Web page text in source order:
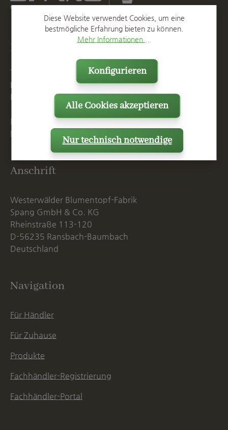
Kontakt
T
F
+49 2623 887 149
E
info@spang.de
Mo. - Do. 07:15 - 16:00 Uhr
Fr. bis 14:00 Uhr
Anschrift
Westerwälder Blumentopf-Fabrik
Spang GmbH & Co. KG
Rheinstraße 113-120
D-56235 Ransbach-Baumbach
Deutschland
Navigation
Für Händler
Für Zuhause
Produkte
Fachhändler-Registrierung
Fachhändler-Portal
Diese Website verwendet Cookies, um eine
bestmögliche Erfahrung bieten zu können.
Mehr Informationen ...
Nur technisch notwendige
Konfigurieren
Alle Cookies akzeptieren